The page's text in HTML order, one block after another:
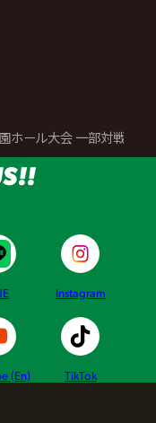
園ホール大会 一部対戦カー
Instagram
(En) TikTok